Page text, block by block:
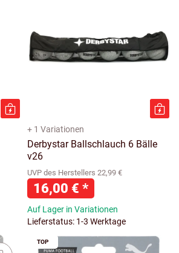
+ 1 Variationen
Derbystar Ballschlauch 6 Bälle
v26
UVP des Herstellers 22,99 €
16,00 € *
Auf Lager in Variationen
Lieferstatus: 1-3 Werktage
TOP